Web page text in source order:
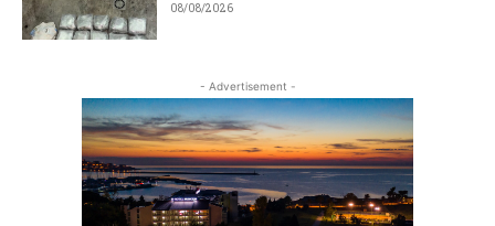
08/08/2026
- Advertisement -